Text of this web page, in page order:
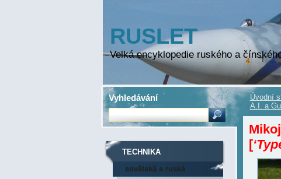
RUSLET
Velká encyklopedie ruského a
Úvodní
A.I. a
[‘
TECHNIKA
sovětská a ruská
Vyhledávání